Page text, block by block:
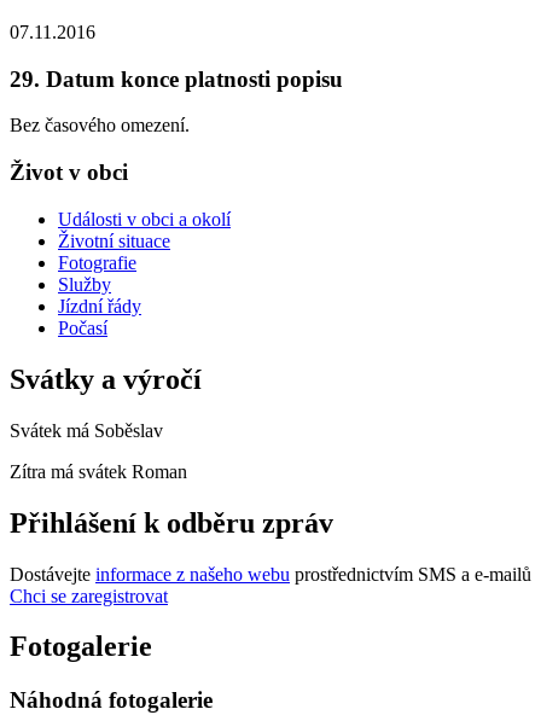
07.11.2016
29. Datum konce platnosti popisu
Bez časového omezení.
Život v obci
Události v obci a okolí
Životní situace
Fotografie
Služby
Jízdní řády
Počasí
Svátky a výročí
Svátek má Soběslav
Zítra má svátek Roman
Přihlášení k odběru zpráv
Dostávejte informace z našeho webu prostřednictvím SMS a e-mailů
Chci se zaregistrovat
Fotogalerie
Náhodná fotogalerie